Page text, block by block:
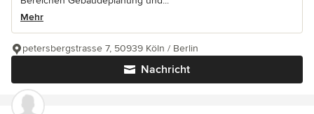
Mehr
Nachricht
petersbergstrasse 7, 50939 Köln / Berlin